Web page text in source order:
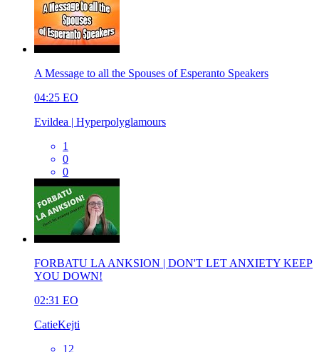
A Message to all the Spouses of Esperanto Speakers
04:25 EO
Evildea | Hyperpolyglamours
1
0
0
FORBATU LA ANKSION | DON'T LET ANXIETY KEEP
YOU DOWN!
02:31 EO
CatieKejti
12